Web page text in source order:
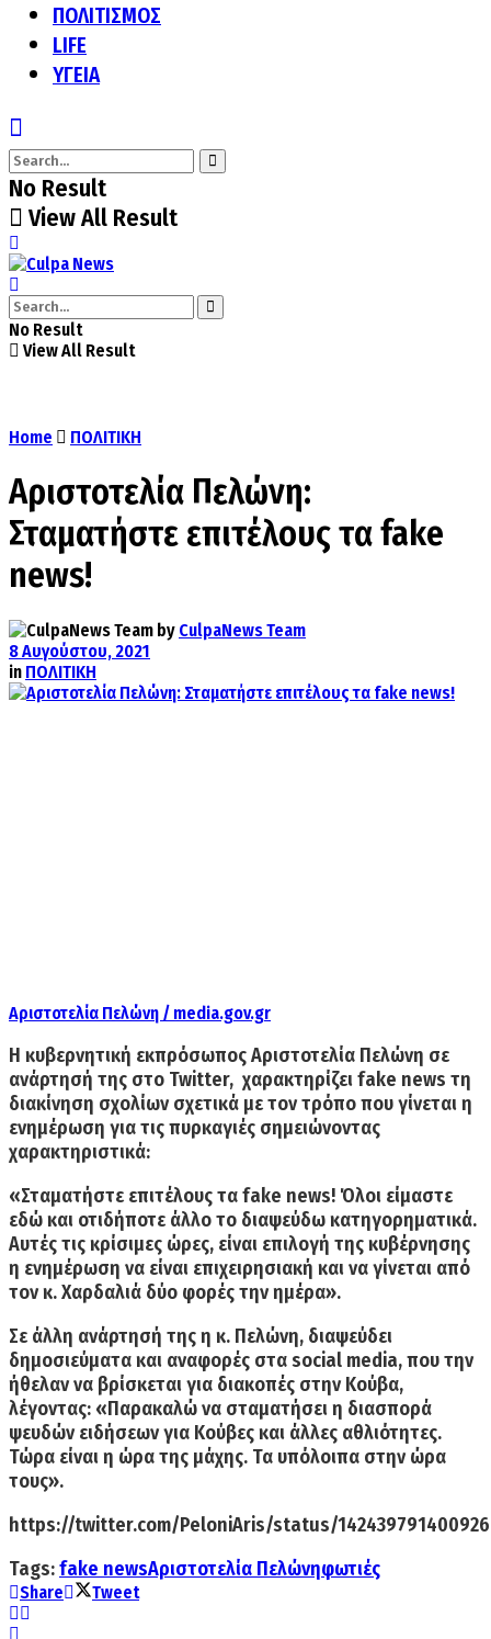
ΠΟΛΙΤΙΣΜΟΣ
LIFE
ΥΓΕΙΑ
No Result
View All Result
No Result
View All Result
Home ΠΟΛΙΤΙΚΗ
Αριστοτελία Πελώνη:
Σταματήστε επιτέλους τα fake
news!
by CulpaNews Team
8 Αυγούστου, 2021
in ΠΟΛΙΤΙΚΗ
Αριστοτελία Πελώνη / media.gov.gr
Η κυβερνητική εκπρόσωποςΑριστοτελία Πελώνη σε
ανάρτησή της στο Twitter, χαρακτηρίζει fake news τη
διακίνηση σχολίων σχετικά με τον τρόπο που γίνεται η
ενημέρωση για τις πυρκαγιές σημειώνοντας
χαρακτηριστικά:
«Σταματήστε επιτέλους τα fake news! Όλοι είμαστε
εδώ και οτιδήποτε άλλο το διαψεύδω κατηγορηματικά.
Αυτές τις κρίσιμες ώρες, είναι επιλογή της κυβέρνησης
η ενημέρωση να είναι επιχειρησιακή και να γίνεται από
τονκ. Χαρδαλιά δύο φορές την ημέρα».
Σε άλλη ανάρτησή της η κ. Πελώνη, διαψεύδει
δημοσιεύματα και αναφορές στα social media, που την
ήθελαν να βρίσκεται για διακοπές στην Κούβα,
λέγοντας: «Παρακαλώ να σταματήσει η διασπορά
ψευδών ειδήσεωνγια Κούβες και άλλες αθλιότητες.
Τώρα είναι η ώρα της μάχης. Τα υπόλοιπα στην ώρα
τους».
https://twitter.com/PeloniAris/status/
Tags:fake newsΑριστοτελία Πελώνηφωτιές
Share Tweet